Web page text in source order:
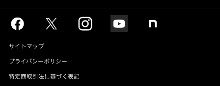
サイトマップ
プライバシーポリシー
特定商取引法に基づく表記